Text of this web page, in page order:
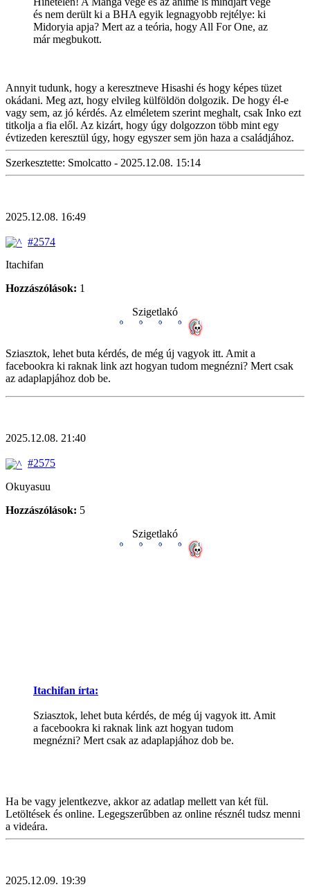
és nem derült ki a BHA egyik legnagyobb rejtélye: ki
Midoryia apja? Mert az a teória, hogy All For One, az
már megbukott.
Annyit tudunk, hogy a keresztneve Hisashi és hogy képes tüzet
okádani. Meg azt, hogy elvileg külföldön dolgozik. De hogy él-e
vagy sem, az jó kérdés. Az elméletem szerint meghalt, csak Inko ezt
titkolja a fia elől. Az kizárt, hogy úgy dolgozzon több mint egy
évtizeden keresztül úgy, hogy egyszer sem jön haza a családjához.
Szerkesztette: Smolcatto - 2025.12.08. 15:14
2025.12.08. 16:49
#2574
Itachifan
Hozzászólások: 1
Szigetlakó
Sziasztok, lehet buta kérdés, de még új vagyok itt. Amit a
facebookra ki raknak link azt hogyan tudom megnézni? Mert csak
az adaplapjához dob be.
2025.12.08. 21:40
#2575
Okuyasuu
Hozzászólások: 5
Szigetlakó
Itachifan írta:
Sziasztok, lehet buta kérdés, de még új vagyok itt. Amit
a facebookra ki raknak link azt hogyan tudom
megnézni? Mert csak az adaplapjához dob be.
Ha be vagy jelentkezve, akkor az adatlap mellett van két fül.
Letöltések és online. Legegszerűbben az online résznél tudsz menni
a videára.
2025.12.09. 19:39